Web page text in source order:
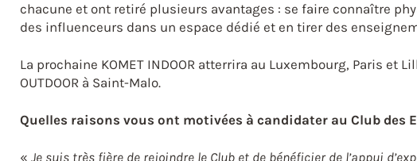
chacune et ont retiré plusieurs avantages : se faire connaître
des influenceurs dans un espace dédié et en tirer des
La prochaine KOMET INDOOR atterrira au Luxembourg, Paris et
OUTDOOR à Saint-Malo.
Quelles raisons vous ont motivées à candidater au Club des
« Je suis très fière de rejoindre le Club et de bénéficier de l’appui